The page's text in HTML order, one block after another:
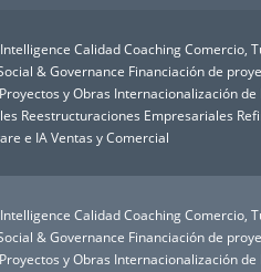
Calidad Coaching Comercio,
& Governance Financiación de
y Obras Internacionalización de
Reestructuraciones Empresariales
e IA Ventas y Comercial
Calidad Coaching Comercio,
& Governance Financiación de
y Obras Internacionalización de